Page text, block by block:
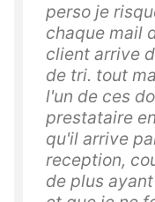
perso je
chaque mail
client arrive
de tri. tout
l'un de ces
prestataire
qu'il arrive
reception,
de plus